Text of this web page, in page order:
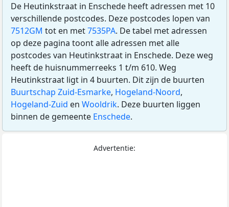
De Heutinkstraat in Enschede heeft adressen met 10
verschillende postcodes. Deze postcodes lopen van
7512GM tot en met7535PA. De tabel met adressen
op deze pagina toont alle adressen met alle
postcodes van Heutinkstraat in Enschede. Deze weg
heeft de huisnummerreeks 1 t/m 610. Weg
Heutinkstraat ligt in 4 buurten. Dit zijn de buurten
Buurtschap Zuid-Esmarke, Hogeland-Noord,
Hogeland-Zuid en Wooldrik. Deze buurten liggen
binnen de gemeente Enschede.
Advertentie: